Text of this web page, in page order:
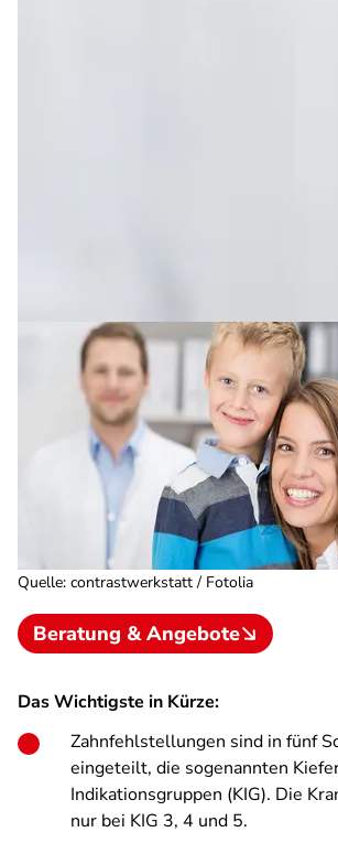
Quelle: contrastwerkstatt / Fotolia
Beratung & Angebote
Das Wichtigste in Kürze:
Zahnfehlstellungen sind in fünf
eingeteilt, die sogenannten
Indikationsgruppen (KIG). Die
nur bei KIG 3, 4 und 5.